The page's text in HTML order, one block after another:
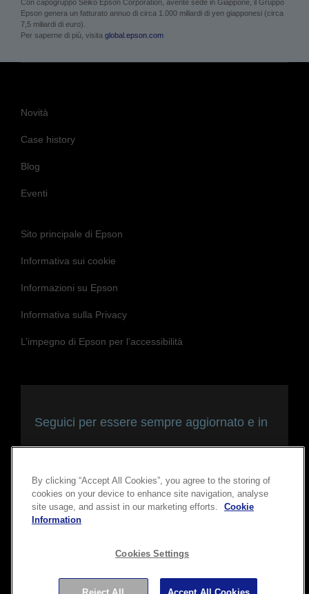
Con capogruppo Seiko Epson Corporation, avente sede in Giappone, il Gruppo
Epson genera un fatturato annuo di circa 1.000 miliardi di yen giapponesi (circa
7,5 miliardi di euro).
Per saperne di più, visita global.epson.com
Novità
Case history
Blog
Eventi
Sito principale di Epson
Informativa sui cookie
Informazioni su Epson
Informativa sulla Privacy
L’impegno di Epson per l’accessibilità
Seguici per essere sempre aggiornato e in
By clicking “Accept All Cookies”, you agree to the storing of
cookies on your device to enhance site navigation, analyse
site usage, and assist in our marketing efforts.
Cookie
Information
Cookies Settings